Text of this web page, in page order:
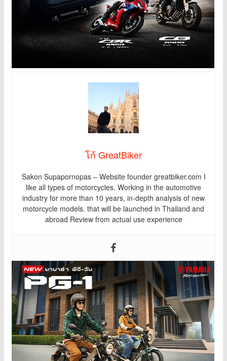
โก้ GreatBiker
Sakon Supapornopas – Website founder greatbiker.com I
like all types of motorcycles. Working in the automotive
industry for more than 10 years, in-depth analysis of new
motorcycle models. that will be launched in Thailand and
abroad Review from actual use experience